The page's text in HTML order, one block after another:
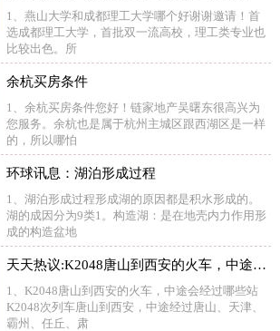
1、燕山大学和成都理工大学哪个好谢谢邀请！首
选成都理工大学，首批双一流高校，理工类专业也
比较出色。所
余杭买房条件
1、余杭买房条件您好！链家地产吴曙东很高兴为
您服务。余杭也是属于杭州主城区跟西湖区是一样
的，所以哪怕
环球讯息：湖泊形成过程
1、湖泊形成过程形成湖的原因都是积水形成的。
湖的成因分为9类1。构造湖：是在地壳内力作用形
成的构造盆地
天天热议:K2048唐山到西安的火车，中途会经过哪些站
1、K2048唐山到西安的火车，中途会经过哪些站
K2048次列车唐山到西安，中途经过唐山、天津、
霸州、任丘、肃